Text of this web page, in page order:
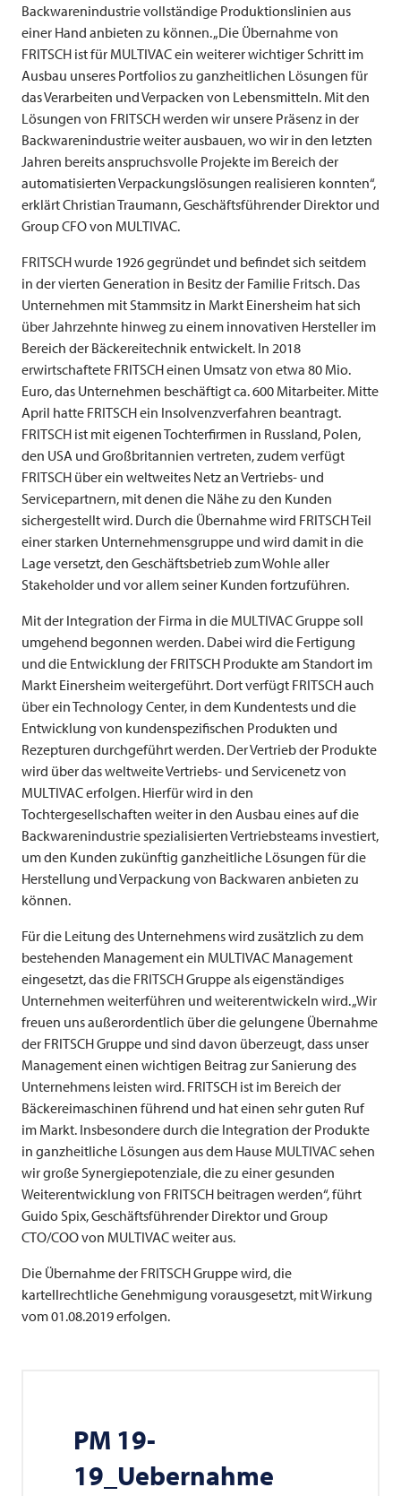
Backwarenindustrie vollständige Produktionslinien aus
einer Hand anbieten zu können. „Die Übernahme von
FRITSCH ist für MULTIVACein weiterer wichtiger Schritt im
Ausbau unseres Portfolios zu ganzheitlichen Lösungen für
das Verarbeiten und Verpacken von Lebensmitteln. Mit den
Lösungen von FRITSCHwerden wir unsere Präsenz in der
Backwarenindustrie weiter ausbauen, wo wir in den letzten
Jahren bereits anspruchsvolle Projekte im Bereich der
automatisierten Verpackungslösungen realisieren konnten“,
erklärt Christian Traumann, Geschäftsführender Direktor und
Group CFO von MULTIVAC.
FRITSCHwurde 1926 gegründet und befindet sich seitdem
in der vierten Generation in Besitz der Familie Fritsch. Das
Unternehmen mit Stammsitz in Markt Einersheim hat sich
über Jahrzehnte hinweg zu einem innovativen Hersteller im
Bereich der Bäckereitechnik entwickelt. In 2018
erwirtschaftete FRITSCHeinen Umsatz von etwa 80 Mio.
Euro, das Unternehmen beschäftigt ca. 600 Mitarbeiter. Mitte
April hatte FRITSCHein Insolvenzverfahren beantragt.
FRITSCH ist mit eigenen Tochterfirmen in Russland, Polen,
den USA und Großbritannien vertreten, zudem verfügt
FRITSCH über ein weltweites Netz an Vertriebs- und
Servicepartnern, mit denen die Nähe zu den Kunden
sichergestellt wird. Durch die Übernahme wird FRITSCHTeil
einer starken Unternehmensgruppe und wird damit in die
Lage versetzt, den Geschäftsbetrieb zum Wohle aller
Stakeholder und vor allem seiner Kunden fortzuführen.
Mit der Integration der Firma in die MULTIVACGruppe soll
umgehend begonnen werden. Dabei wird die Fertigung
und die Entwicklung der FRITSCH Produkte am Standort im
Markt Einersheim weitergeführt. Dort verfügt FRITSCHauch
über ein Technology Center, in dem Kundentests und die
Entwicklung von kundenspezifischen Produkten und
Rezepturen durchgeführt werden. Der Vertrieb der Produkte
wird über das weltweite Vertriebs- und Servicenetz von
MULTIVACerfolgen. Hierfür wird in den
Tochtergesellschaften weiter in den Ausbau eines auf die
Backwarenindustrie spezialisierten Vertriebsteams investiert,
um den Kunden zukünftig ganzheitliche Lösungen für die
Herstellung und Verpackung von Backwaren anbieten zu
können.
Für die Leitung des Unternehmens wird zusätzlich zu dem
bestehenden Management ein MULTIVAC Management
eingesetzt, das die FRITSCHGruppe als eigenständiges
Unternehmen weiterführen und weiterentwickeln wird. „Wir
freuen uns außerordentlich über die gelungene Übernahme
der FRITSCHGruppe und sind davon überzeugt, dass unser
Management einen wichtigen Beitrag zur Sanierung des
Unternehmens leisten wird. FRITSCH ist im Bereich der
Bäckereimaschinen führend und hat einen sehr guten Ruf
im Markt. Insbesondere durch die Integration der Produkte
in ganzheitliche Lösungen aus dem Hause MULTIVAC sehen
wir große Synergiepotenziale, die zu einer gesunden
Weiterentwicklung von FRITSCH beitragen werden“, führt
Guido Spix, Geschäftsführender Direktor und Group
CTO/COO von MULTIVACweiter aus.
Die Übernahme der FRITSCHGruppe wird, die
kartellrechtliche Genehmigung vorausgesetzt, mit Wirkung
vom 01.08.2019 erfolgen.
PM 19-
19_Uebernahme